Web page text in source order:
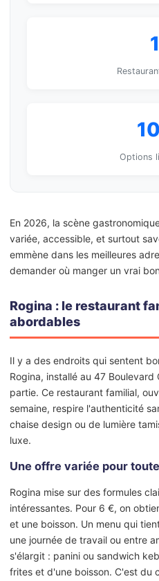
1
Options
En 2026, la scène
variée, accessible, et surtout
emmène dans les meilleures
demander où manger un vrai
Rogina : le restaurant
abordables
Il y a des endroits qui sentent
Rogina, installé au 47 Boulevard
partie. Ce restaurant familial,
semaine, respire l'authenticité
chaise design ou de lumière
luxe.
Une offre variée pour
Rogina mise sur des formules
intéressantes. Pour 6 €, on
et une boisson. Un menu qui
une journée de travail ou entre
s'élargit : panini ou sandwich
frites et d'une boisson. C'est du